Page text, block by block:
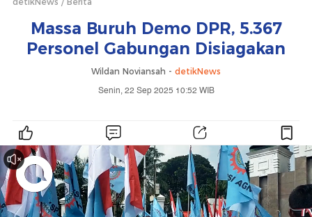
Massa Buruh Demo DPR, 5.367
Personel Gabungan Disiagakan
Wildan Noviansah - detikNews
Senin, 22 Sep 2025 10:52 WIB